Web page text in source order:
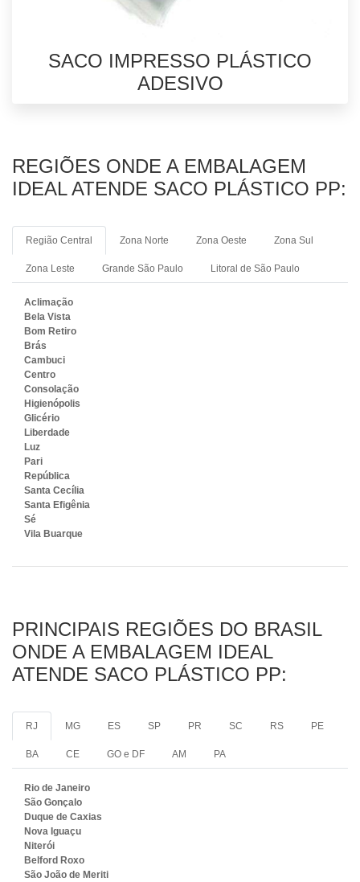
SACO IMPRESSO PLÁSTICO
ADESIVO
REGIÕES ONDE A EMBALAGEM
IDEAL ATENDE SACO PLÁSTICO PP:
Região Central Zona Norte Zona Oeste Zona Sul
Zona Leste Grande São Paulo Litoral de São Paulo
Aclimação
Bela Vista
Bom Retiro
Brás
Cambuci
Centro
Consolação
Higienópolis
Glicério
Liberdade
Luz
Pari
República
Santa Cecília
Santa Efigênia
Sé
Vila Buarque
PRINCIPAIS REGIÕES DO BRASIL
ONDE A EMBALAGEM IDEAL
ATENDE SACO PLÁSTICO PP:
RJ MG ES SP PR SC RS PE
BA CE GO e DF AM PA
Rio de Janeiro
São Gonçalo
Duque de Caxias
Nova Iguaçu
Niterói
Belford Roxo
São João de Meriti